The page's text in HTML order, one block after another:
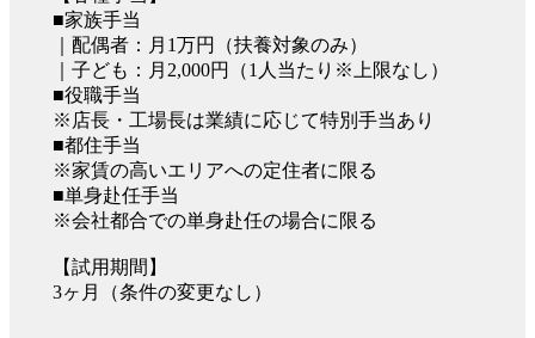
■家族手当
｜配偶者：月1万円（扶養対象のみ）
｜子ども：月2,000円（1人当たり※上限なし）
■役職手当
※店長・工場長は業績に応じて特別手当あり
■都住手当
※家賃の高いエリアへの定住者に限る
■単身赴任手当
※会社都合での単身赴任の場合に限る
【試用期間】
3ヶ月（条件の変更なし）